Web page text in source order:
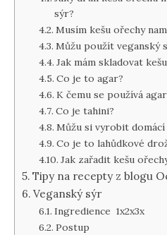
sýr?
Musím kešu ořechy
Můžu použít veganský
Jak mám skladovat
Co je to agar?
K čemu se používá
Co je tahini?
Můžu si vyrobit domácí
Co je to lahůdkové
Jak zařadit kešu
Tipy na recepty z blogu
Veganský sýr
Ingredience 1x2x3x
Postup